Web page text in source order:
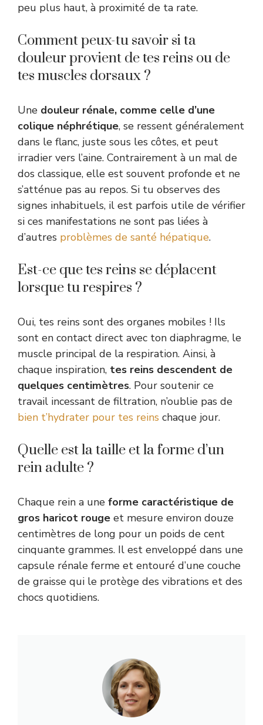
peu plus haut, à proximité de ta rate.
Comment peux-tu savoir si ta
douleur provient de tes reins ou de
tes muscles dorsaux ?
Une douleur rénale, comme celle d’une
colique néphrétique, se ressent généralement
dans le flanc, juste sous les côtes, et peut
irradier vers l’aine. Contrairement à un mal de
dos classique, elle est souvent profonde et ne
s’atténue pas au repos. Si tu observes des
signes inhabituels, il est parfois utile de vérifier
si ces manifestations ne sont pas liées à
d’autres problèmes de santé hépatique.
Est-ce que tes reins se déplacent
lorsque tu respires ?
Oui, tes reins sont des organes mobiles ! Ils
sont en contact direct avec ton diaphragme, le
muscle principal de la respiration. Ainsi, à
chaque inspiration, tes reins descendent de
quelques centimètres. Pour soutenir ce
travail incessant de filtration, n’oublie pas de
bien t’hydrater pour tes reins chaque jour.
Quelle est la taille et la forme d’un
rein adulte ?
Chaque rein a une forme caractéristique de
gros haricot rouge et mesure environ douze
centimètres de long pour un poids de cent
cinquante grammes. Il est enveloppé dans une
capsule rénale ferme et entouré d’une couche
de graisse qui le protège des vibrations et des
chocs quotidiens.